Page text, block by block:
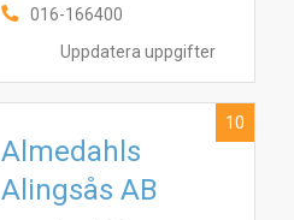
Uppdatera uppgifter
016-166400
Almedahls
Alingsås AB
10